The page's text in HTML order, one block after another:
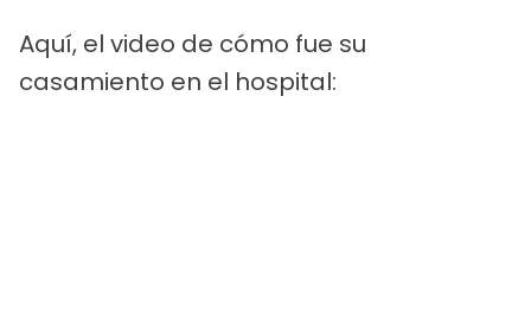
Aquí, el video de cómo fue su
casamiento en el hospital: